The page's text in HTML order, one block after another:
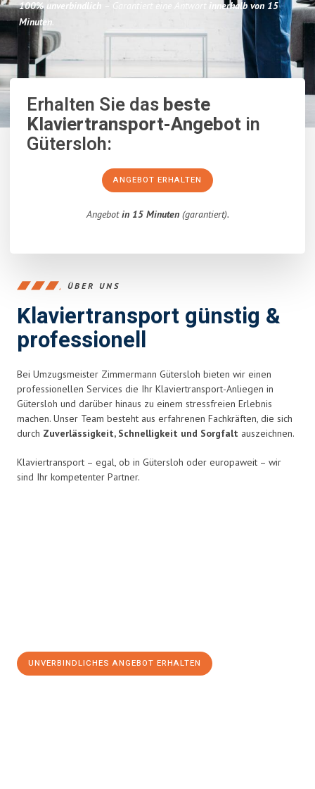
100% unverbindlich – Garantiert eine Antwort innerhalb von 15
Minuten.
Erhalten Sie dasbeste
Klaviertransport-Angebot in
Gütersloh:
ANGEBOT ERHALTEN
Angebotin 15 Minuten(garantiert).
ÜBER UNS
Klaviertransport günstig &
professionell
Bei Umzugsmeister Zimmermann Gütersloh bieten wir einen
professionellen Services die Ihr Klaviertransport-Anliegen in
Gütersloh und darüber hinaus zu einem stressfreien Erlebnis
machen. Unser Team besteht aus erfahrenen Fachkräften, die sich
durch Zuverlässigkeit, Schnelligkeit und Sorgfalt auszeichnen.
Klaviertransport – egal, ob in Gütersloh oder europaweit – wir
sind Ihr kompetenter Partner.
UNVERBINDLICHES ANGEBOT ERHALTEN